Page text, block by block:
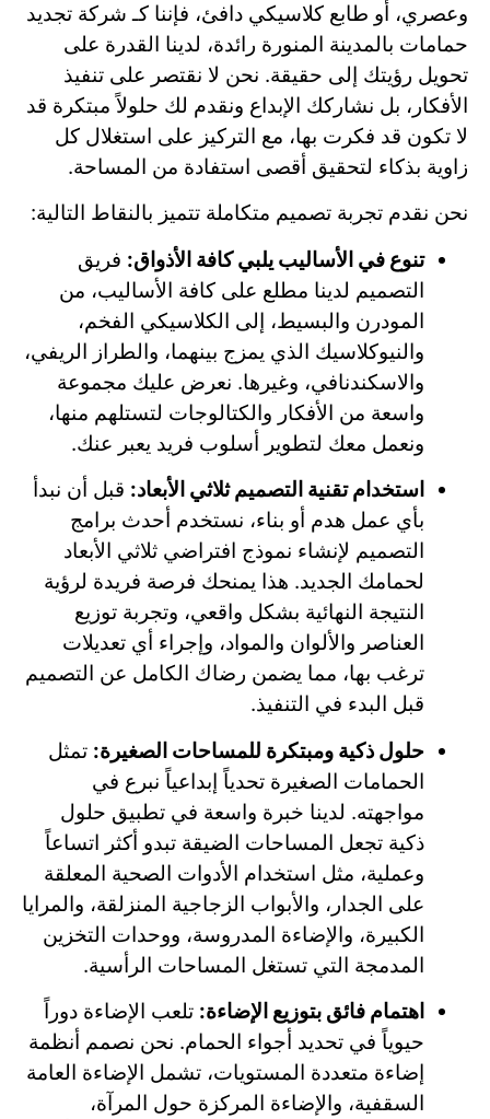
وعصري، أو طابع كلاسيكي دافئ، فإننا كـ شركة تجديد
حمامات بالمدينة المنورة رائدة، لدينا القدرة على
تحويل رؤيتك إلى حقيقة. نحن لا نقتصر على تنفيذ
الأفكار، بل نشاركك الإبداع ونقدم لك حلولاً مبتكرة قد
لا تكون قد فكرت بها، مع التركيز على استغلال كل
زاوية بذكاء لتحقيق أقصى استفادة من المساحة.
نحن نقدم تجربة تصميم متكاملة تتميز بالنقاط التالية:
تنوع في الأساليب يلبي كافة الأذواق: فريق
التصميم لدينا مطلع على كافة الأساليب، من
المودرن والبسيط، إلى الكلاسيكي الفخم،
والنيوكلاسيك الذي يمزج بينهما، والطراز الريفي،
والاسكندنافي، وغيرها. نعرض عليك مجموعة
واسعة من الأفكار والكتالوجات لتستلهم منها،
ونعمل معك لتطوير أسلوب فريد يعبر عنك.
استخدام تقنية التصميم ثلاثي الأبعاد: قبل أن نبدأ
بأي عمل هدم أو بناء، نستخدم أحدث برامج
التصميم لإنشاء نموذج افتراضي ثلاثي الأبعاد
لحمامك الجديد. هذا يمنحك فرصة فريدة لرؤية
النتيجة النهائية بشكل واقعي، وتجربة توزيع
العناصر والألوان والمواد، وإجراء أي تعديلات
ترغب بها، مما يضمن رضاك الكامل عن التصميم
قبل البدء في التنفيذ.
حلول ذكية ومبتكرة للمساحات الصغيرة: تمثل
الحمامات الصغيرة تحدياً إبداعياً نبرع في
مواجهته. لدينا خبرة واسعة في تطبيق حلول
ذكية تجعل المساحات الضيقة تبدو أكثر اتساعاً
وعملية، مثل استخدام الأدوات الصحية المعلقة
على الجدار، والأبواب الزجاجية المنزلقة، والمرايا
الكبيرة، والإضاءة المدروسة، ووحدات التخزين
المدمجة التي تستغل المساحات الرأسية.
اهتمام فائق بتوزيع الإضاءة: تلعب الإضاءة دوراً
حيوياً في تحديد أجواء الحمام. نحن نصمم أنظمة
إضاءة متعددة المستويات، تشمل الإضاءة العامة
السقفية، والإضاءة المركزة حول المرآة،